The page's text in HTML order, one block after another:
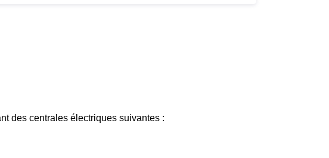
des centrales électriques suivantes :